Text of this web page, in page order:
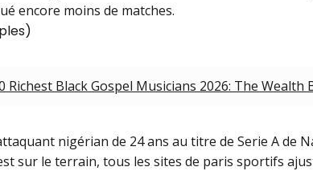
encore moins de matches.
Richest Black Gospel Musicians 2026: The
nigérian de 24 ans au titre de Serie A de
sur le terrain, tous les sites de paris sportifs